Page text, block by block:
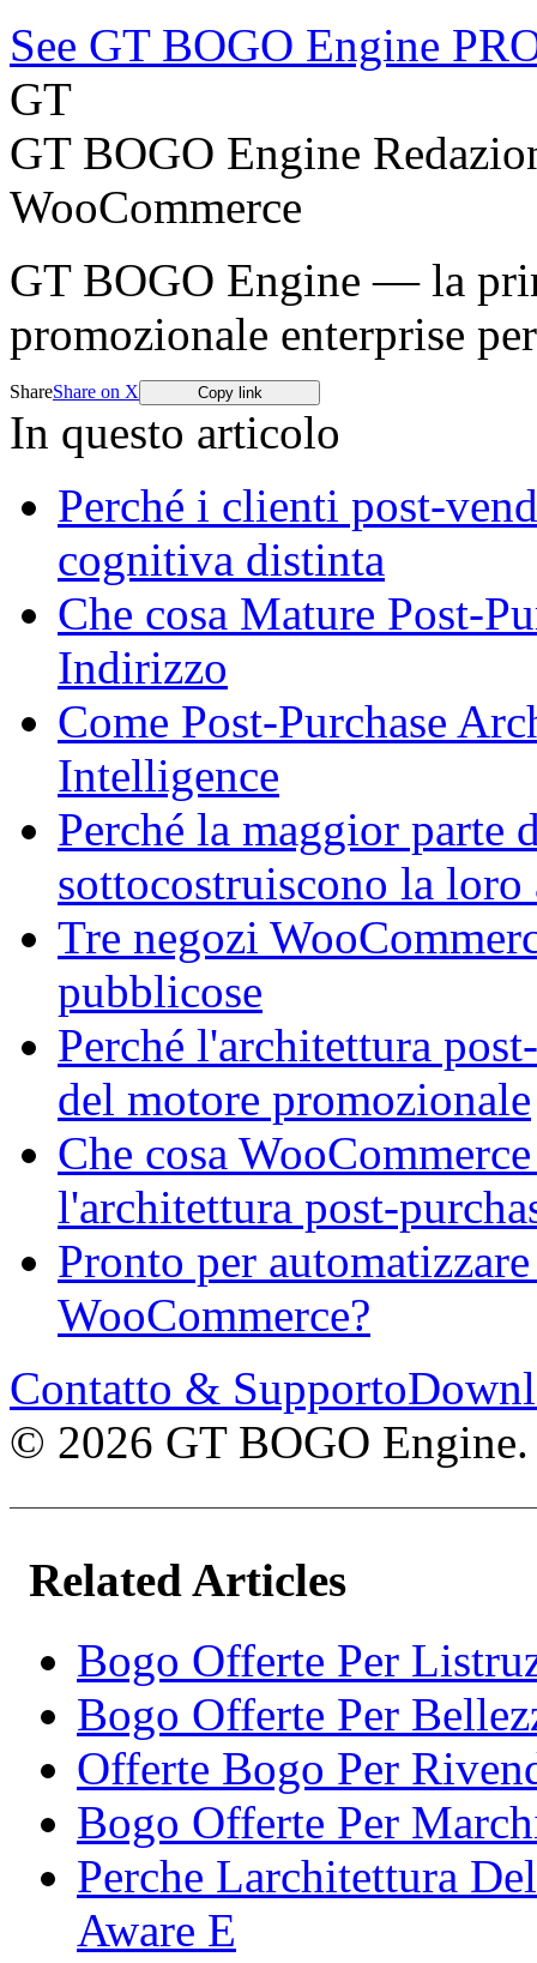
See GT BOGO Engine
GT
GT BOGO Engine
WooCommerce
GT BOGO Engine — la
promozionale enterprise
ShareShare on X Copy link
In questo articolo
Perché i clienti post-
cognitiva distinta
Che cosa Mature Post-
Indirizzo
Come Post-Purchase
Intelligence
Perché la maggior parte
sottocostruiscono la
Tre negozi
pubblicose
Perché l'architettura
del motore promozionale
Che cosa
l'architettura post-
Pronto per
WooCommerce?
Contatto & Supporto
© 2026 GT BOGO
Related Articles
Bogo Offerte Per
Bogo Offerte Per
Offerte Bogo Per
Bogo Offerte Per
Perche Larchitettura
Aware E